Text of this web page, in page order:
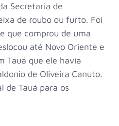
Secretaria de
de roubo ou furto. Foi
que comprou de uma
até Novo Oriente e
Tauá que ele havia
de Oliveira Canuto.
de Tauá para os